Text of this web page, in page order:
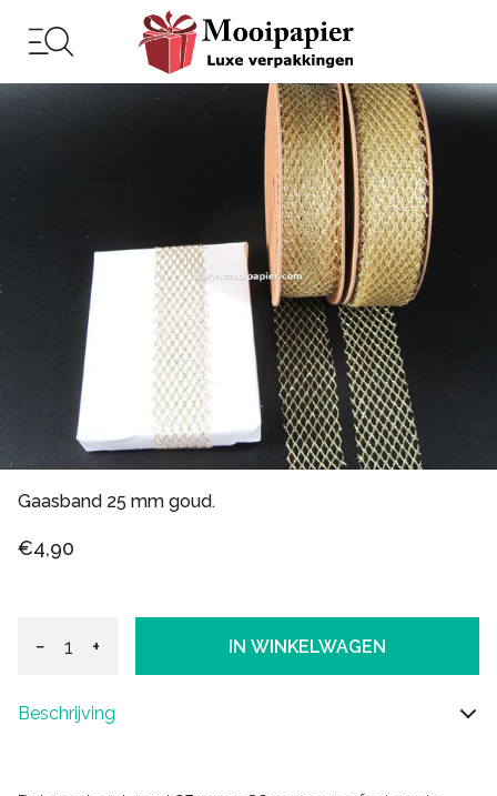
Gaasband 25 mm goud.
€4,90
− + IN WINKELWAGEN
Beschrijving